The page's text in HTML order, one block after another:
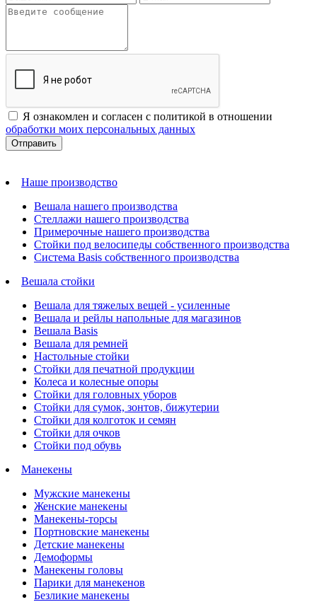
Я ознакомлен и согласен с политикой в отношении
обработки моих персональных данных
Наше производство
Вешала нашего производства
Стеллажи нашего производства
Примерочные нашего производства
Стойки под велосипеды собственного производства
Система Basis собственного производства
Вешала стойки
Вешала для тяжелых вещей - усиленные
Вешала и рейлы напольные для магазинов
Вешала Basis
Вешала для ремней
Настольные стойки
Стойки для печатной продукции
Колеса и колесные опоры
Стойки для головных уборов
Стойки для сумок, зонтов, бижутерии
Стойки для колготок и семян
Стойки для очков
Стойки под обувь
Манекены
Мужские манекены
Женские манекены
Манекены-торсы
Портновские манекены
Детские манекены
Демоформы
Манекены головы
Парики для манекенов
Безликие манекены